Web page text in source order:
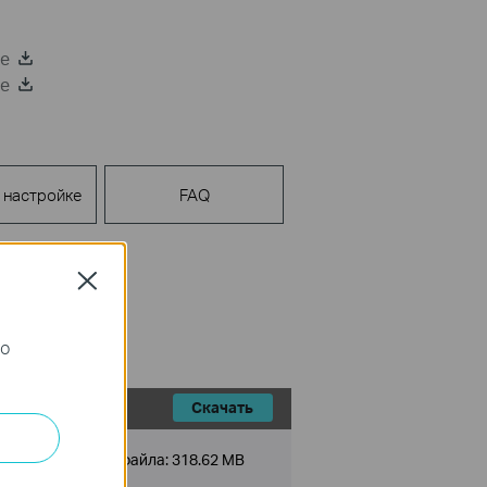
FAQ
Скачать
Размер файла:318.62 MB
Close